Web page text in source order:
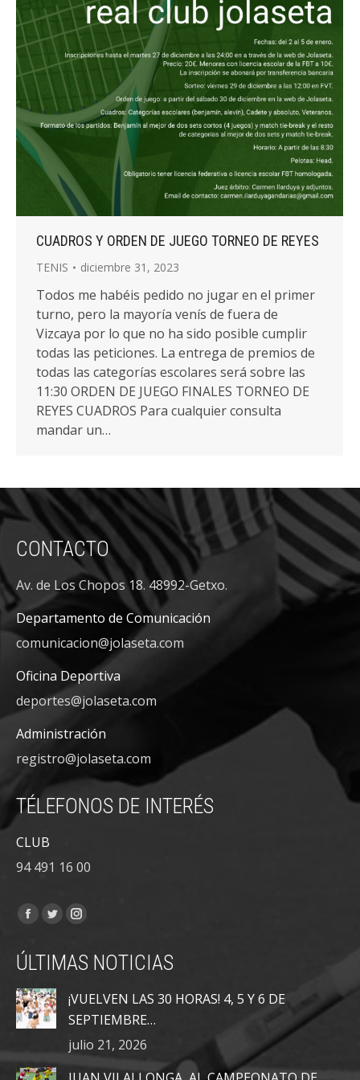
CUADROS Y ORDEN DE JUEGO TORNEO DE REYES
TENIS diciembre 31, 2023
Todos me habéis pedido no jugar en el primer
turno, pero la mayoría venís de fuera de
Vizcaya por lo que no ha sido posible cumplir
todas las peticiones. La entrega de premios de
todas las categorías escolares será sobre las
11:30 ORDEN DE JUEGO FINALES TORNEO DE
REYES CUADROS Para cualquier consulta
mandar un…
CONTACTO
Av. de Los Chopos 18. 48992-Getxo.
Departamento de Comunicación
comunicacion@jolaseta.com
Oficina Deportiva
deportes@jolaseta.com
Administración
registro@jolaseta.com
TÉLEFONOS DE INTERÉS
CLUB
94 491 16 00
Encuéntranos en:
Facebook
opens
in
new
window
Twitter
opens
in
new
window
Instagram
opens
new
window
ÚLTIMAS NOTICIAS
¡VUELVEN LAS 30 HORAS! 4, 5 Y 6 DE
SEPTIEMBRE…
julio 21, 2026